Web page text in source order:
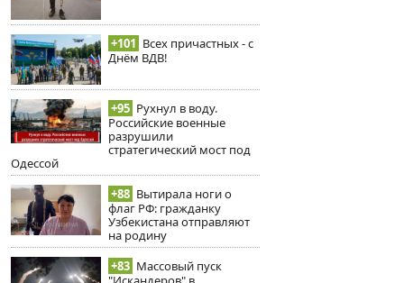
+101 Всех причастных - с
Днём ВДВ!
+95 Рухнул в воду.
Российские военные
разрушили
стратегический мост под
Одессой
+88 Вытирала ноги о
флаг РФ: гражданку
Узбекистана отправляют
на родину
+83 Массовый пуск